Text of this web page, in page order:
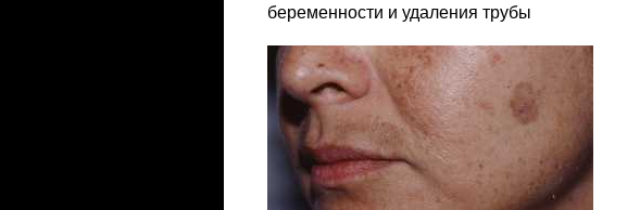
беременности и удаления трубы